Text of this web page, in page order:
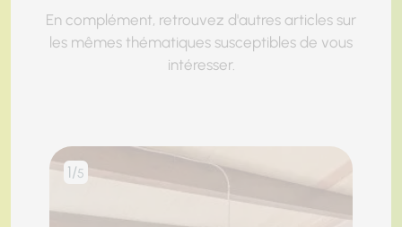
En complément, retrouvez d'autres articles sur
les mêmes thématiques susceptibles de vous
intéresser.
1/5